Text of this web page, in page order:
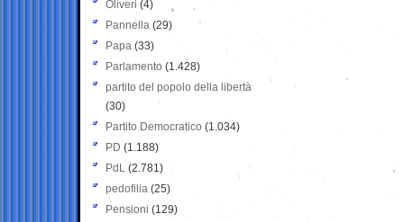
Oliveri (4)
Pannella (29)
Papa (33)
Parlamento (1.428)
partito del popolo della libertà
(30)
Partito Democratico (1.034)
PD (1.188)
PdL (2.781)
pedofilia (25)
Pensioni (129)